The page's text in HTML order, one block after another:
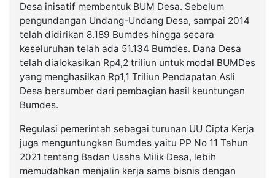
Desa inisatif membentuk BUM Desa. Sebelum
pengundangan Undang-Undang Desa, sampai 2014
telah didirikan 8.189 Bumdes hingga secara
keseluruhan telah ada 51.134 Bumdes. Dana Desa
telah dialokasikan Rp4,2 triliun untuk modal BUMDes
yang menghasilkan Rp1,1 Triliun Pendapatan Asli
Desa bersumber dari pembagian hasil keuntungan
Bumdes.
Regulasi pemerintah sebagai turunan UU Cipta Kerja
juga menguntungkan Bumdes yaitu PP No 11 Tahun
2021 tentang Badan Usaha Milik Desa, lebih
memudahkan menjalin kerja sama bisnis dengan